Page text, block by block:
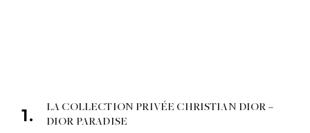
LA COLLECTION PRIVÉE CHRISTIAN DIOR –
DIOR PARADISE